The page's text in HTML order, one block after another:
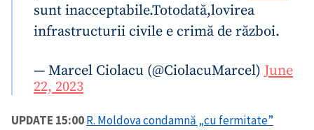
sunt inacceptabile.Totodată,lovirea
infrastructurii civile e crimă de război.
— Marcel Ciolacu (@CiolacuMarcel)June
22, 2023
UPDATE 15:00R. Moldova condamnă „cu fermitate”